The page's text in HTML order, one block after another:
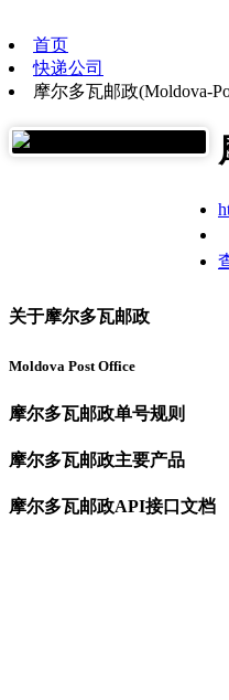
首页
快递公司
摩尔多瓦邮政(Moldova-
关于摩尔多瓦邮政
Moldova Post Office
摩尔多瓦邮政单号规则
摩尔多瓦邮政主要产品
摩尔多瓦邮政API接口文档